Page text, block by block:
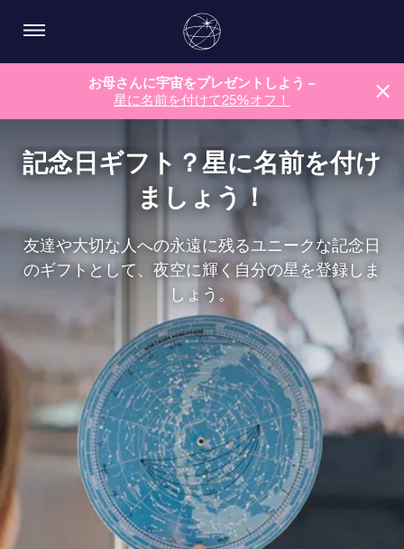
お母さんに宇宙をプレゼントしよう –
星に名前を付けて25%オフ！
記念日ギフト？星に名前を付け
ましょう！
友達や大切な人への永遠に残るユニークな記念日
のギフトとして、夜空に輝く自分の星を登録しま
しょう。